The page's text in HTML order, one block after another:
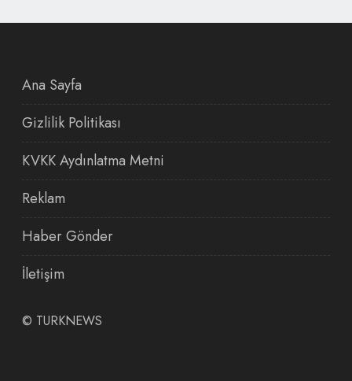
Ana Sayfa
Gizlilik Politikası
KVKK Aydınlatma Metni
Reklam
Haber Gönder
İletişim
© TURKNEWS